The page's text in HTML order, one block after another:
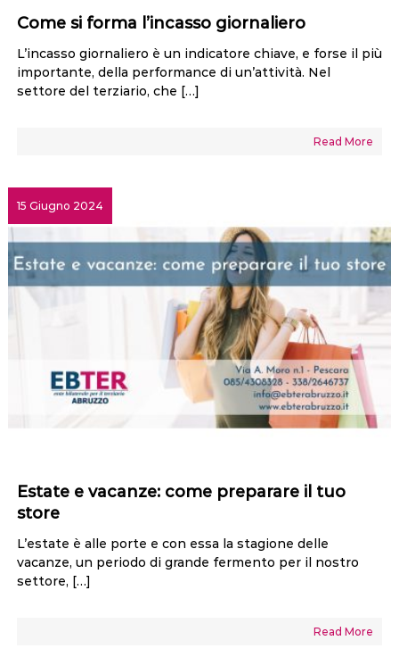
Come si forma l’incasso giornaliero
L’incasso giornaliero è un indicatore chiave, e forse il più
importante, della performance di un’attività. Nel
settore del terziario, che […]
Read More
15 Giugno 2024
Estate e vacanze: come preparare il tuo
store
L’estate è alle porte e con essa la stagione delle
vacanze, un periodo di grande fermento per il nostro
settore, […]
Read More